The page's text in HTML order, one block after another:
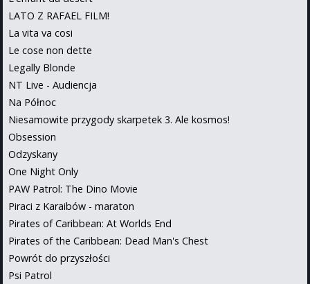
LATO Z RAFAEL FILM!
La vita va cosi
Le cose non dette
Legally Blonde
NT Live - Audiencja
Na Północ
Niesamowite przygody skarpetek 3. Ale kosmos!
Obsession
Odzyskany
One Night Only
PAW Patrol: The Dino Movie
Piraci z Karaibów - maraton
Pirates of Caribbean: At Worlds End
Pirates of the Caribbean: Dead Man's Chest
Powrót do przyszłości
Psi Patrol